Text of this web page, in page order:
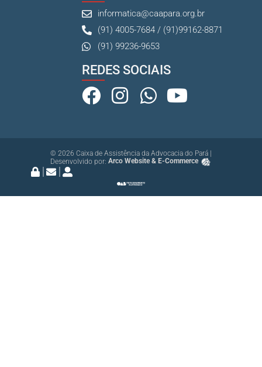
informatica@caapara.org.br
(91) 4005-7684 / (91)99162-8871
(91) 99236-9653
REDES SOCIAIS
© 2026 Caixa de Assistência da Advocacia do Pará |
Desenvolvido por: Arco Website & E-Commerce